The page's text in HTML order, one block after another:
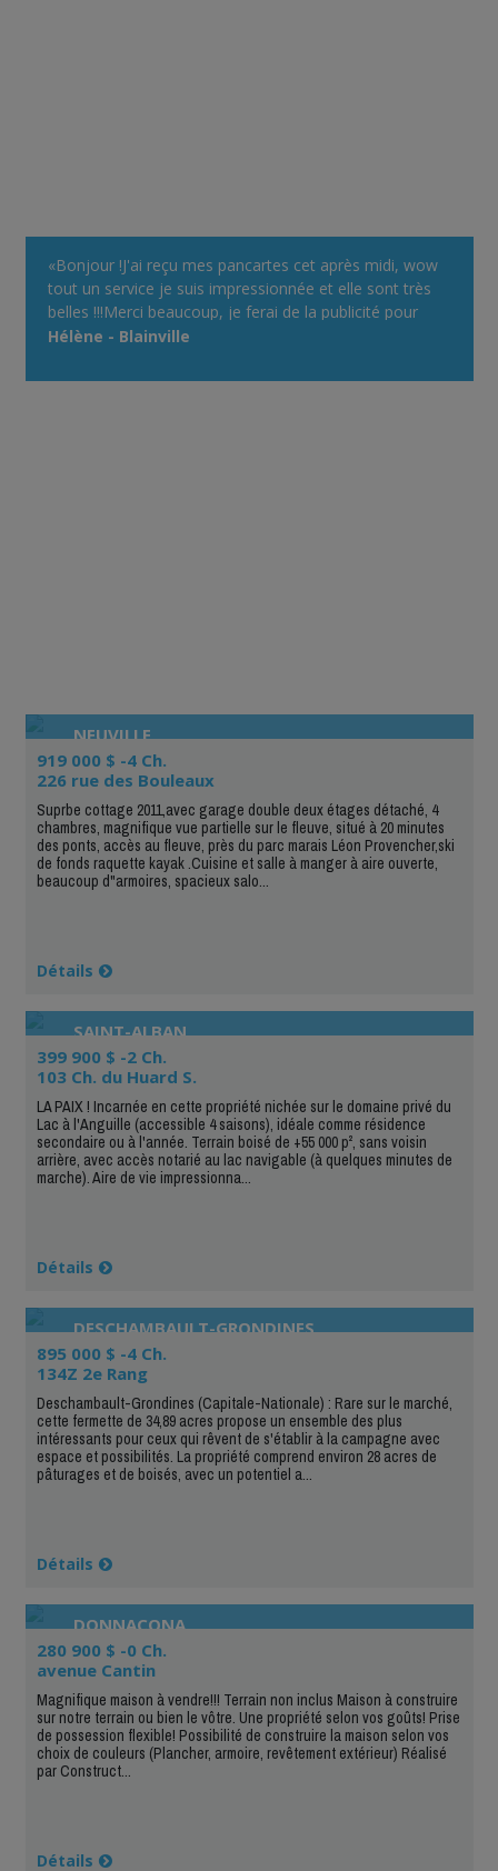
«Bonjour !J'ai reçu mes pancartes cet après midi, wow
tout un service je suis impressionnée et elle sont très
belles !!!Merci beaucoup, je ferai de la publicité pour
votre site devant mon chalet, avec plaisir !Bonne
Hélène - Blainville
NEUVILLE
919 000 $ -4 Ch.
226 rue des Bouleaux
Suprbe cottage 2011,avec garage double deux étages détaché, 4
chambres, magnifique vue partielle sur le fleuve, situé à 20 minutes
des ponts, accès au fleuve, près du parc marais Léon Provencher,ski
de fonds raquette kayak .Cuisine et salle à manger à aire ouverte,
beaucoup d"armoires, spacieux salo...
Détails
SAINT-ALBAN
399 900 $ -2 Ch.
103 Ch. du Huard S.
LA PAIX ! Incarnée en cette propriété nichée sur le domaine privé du
Lac à l'Anguille (accessible 4 saisons), idéale comme résidence
secondaire ou à l'année. Terrain boisé de +55 000 p², sans voisin
arrière, avec accès notarié au lac navigable (à quelques minutes de
marche). Aire de vie impressionna...
Détails
DESCHAMBAULT-GRONDINES
895 000 $ -4 Ch.
134Z 2e Rang
Deschambault-Grondines (Capitale-Nationale) : Rare sur le marché,
cette fermette de 34,89 acres propose un ensemble des plus
intéressants pour ceux qui rêvent de s'établir à la campagne avec
espace et possibilités. La propriété comprend environ 28 acres de
pâturages et de boisés, avec un potentiel a...
Détails
DONNACONA
280 900 $ -0 Ch.
avenue Cantin
Magnifique maison à vendre!!! Terrain non inclus Maison à construire
sur notre terrain ou bien le vôtre. Une propriété selon vos goûts! Prise
de possession flexible! Possibilité de construire la maison selon vos
choix de couleurs (Plancher, armoire, revêtement extérieur) Réalisé
par Construct...
Détails